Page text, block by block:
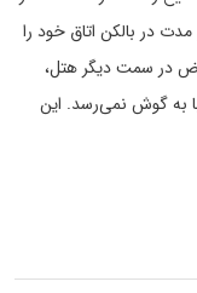
مدت در بالکن اتاق خود را
در سمت دیگر هتل،
به گوش نمی‌رسد. این